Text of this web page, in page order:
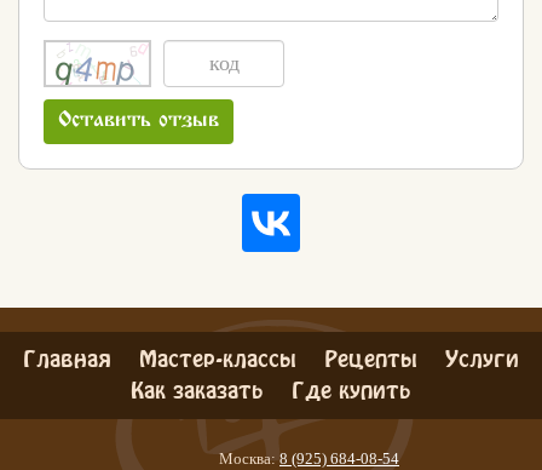
Оставить отзыв
Главная Мастер-классы Рецепты Услуги
Как заказать Где купить
Москва: 8 (925) 684-08-54